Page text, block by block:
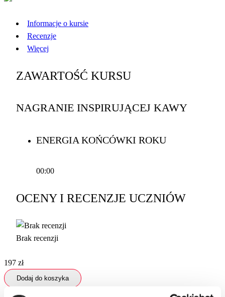
Informacje o kursie
Recenzje
Więcej
ZAWARTOŚĆ KURSU
NAGRANIE INSPIRUJĄCEJ KAWY
ENERGIA KOŃCÓWKI ROKU
00:00
OCENY I RECENZJE UCZNIÓW
Brak recenzji
197 zł
Dodaj do koszyka